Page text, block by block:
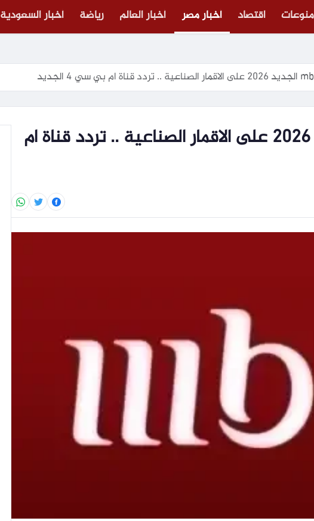
منوعات اقتصاد أخبار مصر أخبار العالم رياضة أخبار السعودية
تردد قناة mbc 4 الجديد 2026 على الاقمار الصناعية .. تردد قناة ام